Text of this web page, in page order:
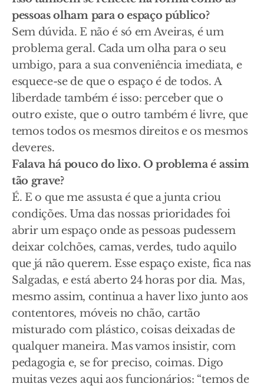
pessoas olham para o espaço público?
Sem dúvida. E não é só em Aveiras, é um
problema geral. Cada um olha para o seu
umbigo, para a sua conveniência imediata, e
esquece-se de que o espaço é de todos. A
liberdade também é isso: perceber que o
outro existe, que o outro também é livre, que
temos todos os mesmos direitos e os mesmos
deveres.
Falava há pouco do lixo. O problema é assim
tão grave?
É. E o que me assusta é que a junta criou
condições. Uma das nossas prioridades foi
abrir um espaço onde as pessoas pudessem
deixar colchões, camas, verdes, tudo aquilo
que já não querem. Esse espaço existe, fica nas
Salgadas, e está aberto 24 horas por dia. Mas,
mesmo assim, continua a haver lixo junto aos
contentores, móveis no chão, cartão
misturado com plástico, coisas deixadas de
qualquer maneira. Mas vamos insistir, com
pedagogia e, se for preciso, coimas. Digo
muitas vezes aqui aos funcionários: “temos de